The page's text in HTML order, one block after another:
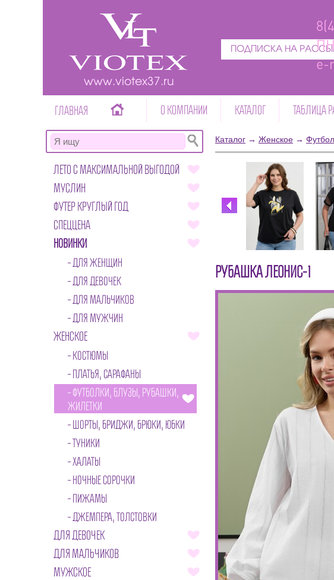
www.viotex37.ru
ПОДПИСКА НА
e-
ГЛАВНАЯ О КОМПАНИИ КАТАЛОГ ТАБЛИЦА
ЛЕТО С МАКСИМАЛЬНОЙ ВЫГОДОЙ
МУСЛИН
ФУТЕР КРУГЛЫЙ ГОД
СПЕЦЦЕНА
НОВИНКИ
ДЛЯ ЖЕНЩИН
ДЛЯ ДЕВОЧЕК
ДЛЯ МАЛЬЧИКОВ
ДЛЯ МУЖЧИН
ЖЕНСКОЕ
КОСТЮМЫ
ПЛАТЬЯ, САРАФАНЫ
ФУТБОЛКИ, БЛУЗЫ, РУБАШКИ,
ЖИЛЕТКИ
ШОРТЫ, БРИДЖИ, БРЮКИ, ЮБКИ
ТУНИКИ
ХАЛАТЫ
НОЧНЫЕ СОРОЧКИ
ПИЖАМЫ
ДЖЕМПЕРА, ТОЛСТОВКИ
ДЛЯ ДЕВОЧЕК
ДЛЯ МАЛЬЧИКОВ
МУЖСКОЕ
Каталог → Женское →
РУБАШКА ЛЕОНИС-1